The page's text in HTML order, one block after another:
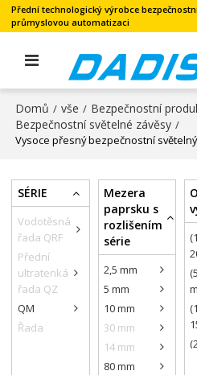
Přední technologický výrobce
průmyslovou automatizaci
Domů / vše / Bezpečnostní
Bezpečnostní světelné závěsy /
Vysoce přesný bezpečnostní
SÉRIE
Vodotěsná
řada QRF
Přední
ultratenká
řada QZ
QM
Řada
Mezera
paprsku s
rozlišením
série
2,5 mm
5 mm
10 mm
30 mm
14 mm
80 mm